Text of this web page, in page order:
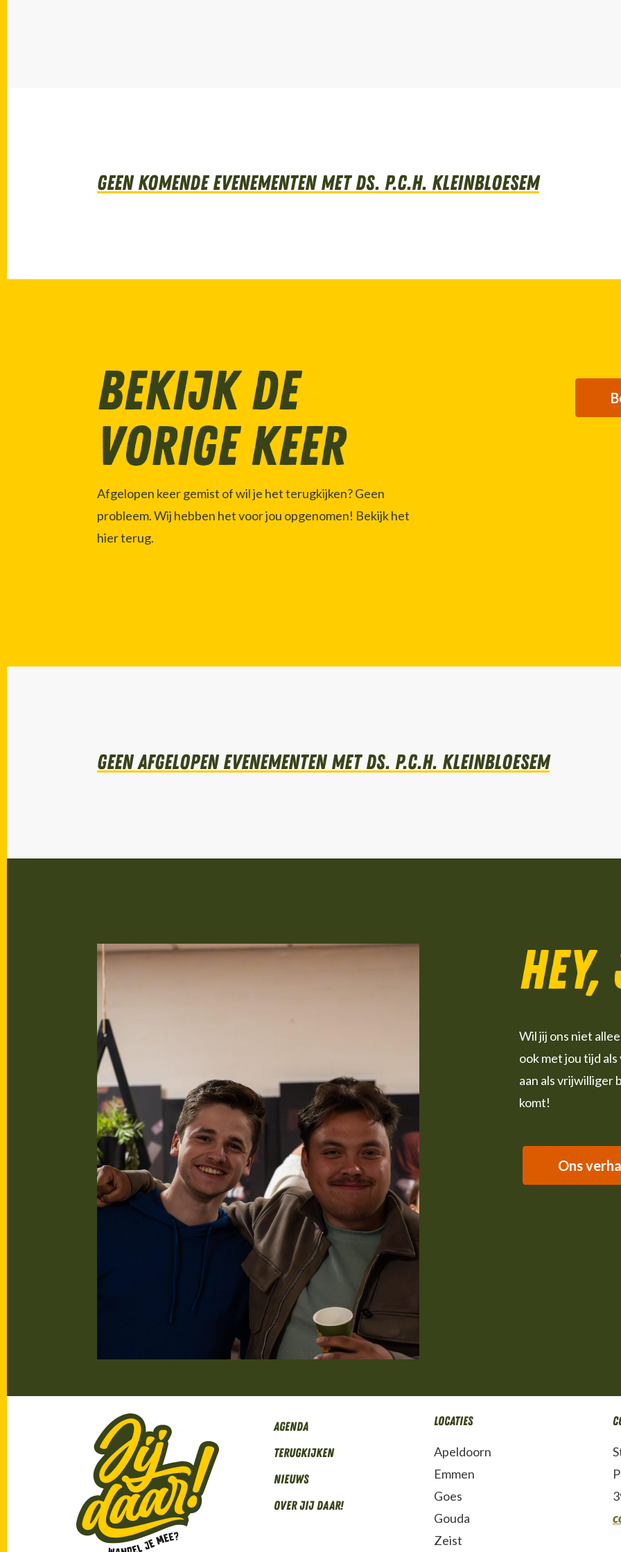
Geen komende evenementen met Ds. P.C.H. Kleinbloesem
Bekijk de
vorige keer
Afgelopen keer gemist of wil je het terugkijken? Geen
probleem. Wij hebben het voor jou opgenomen! Bekijk het
hier terug.
Geen afgelopen evenementen met Ds. P.C.H. Kleinbloesem
Wil jij ons niet
ook met jou tijd
aan als vrijwilliger
komt!
Ons
Agenda
Terugkijken
Nieuws
Over Jij daar!
Locaties
Apeldoorn
Emmen
Goes
Gouda
Zeist